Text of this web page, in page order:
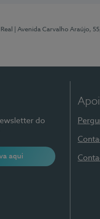
| Avenida Carvalho Araújo,
do
aqui